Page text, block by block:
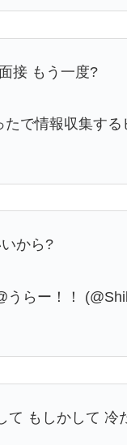
接 もう一度?
で情報収集す
から?
うらー！！
て もしかして 冷